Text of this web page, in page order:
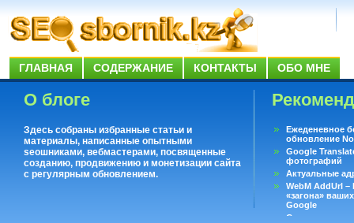
ГЛАВНАЯ СОДЕРЖАНИЕ КОНТАКТЫ ОБО МНЕ
О блоге
Здесь собраны избранные статьи и
материалы, написанные опытными
seoшниками, вебмастерами, посвященные
созданию, продвижению и монетизации сайта
с регулярным обновлением.
Ежеденевное
обновление
Google
фотографий
Актуальные
WebM AddUrl
«загона»
Google
Существует